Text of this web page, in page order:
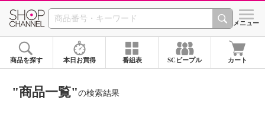
SHOP CHANNEL ショッ
メニュー
商品を探す 本日お買得 番組表 SCピープル カート
"商品一覧"の検索結果